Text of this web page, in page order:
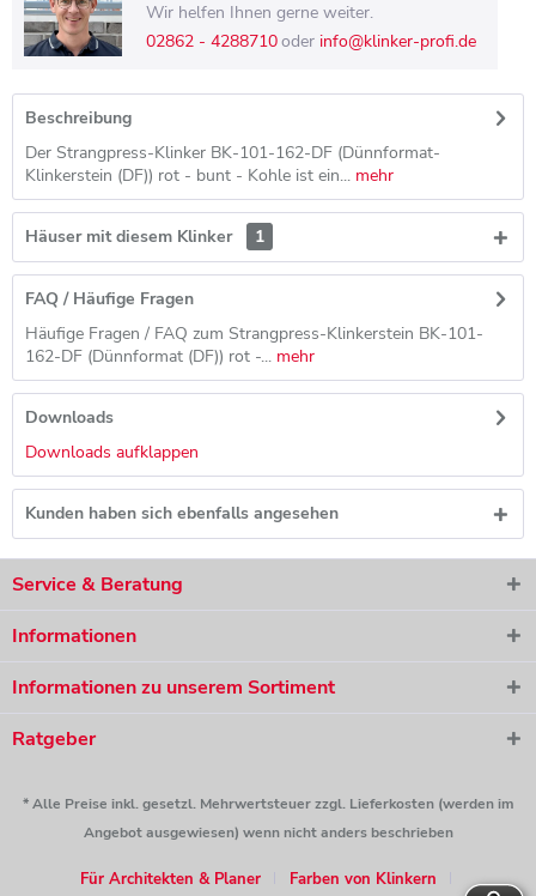
Wir helfen Ihnen gerne weiter.
02862 - 4288710oder info@klinker-profi.de
Beschreibung
Der Strangpress-Klinker BK-101-162-DF (Dünnformat-
Klinkerstein (DF)) rot - bunt - Kohle ist ein... mehr
Häuser mit diesem Klinker 1
FAQ / Häufige Fragen
Häufige Fragen / FAQ zum Strangpress-Klinkerstein BK-101-
162-DF (Dünnformat (DF)) rot -... mehr
Downloads
Downloads aufklappen
Kunden haben sich ebenfalls angesehen
Service & Beratung
Informationen
Informationen zu unserem Sortiment
Ratgeber
* Alle Preise inkl. gesetzl. Mehrwertsteuer zzgl. Lieferkosten (werden im
Angebot ausgewiesen) wenn nicht anders beschrieben
Für Architekten & Planer Farben von Klinkern